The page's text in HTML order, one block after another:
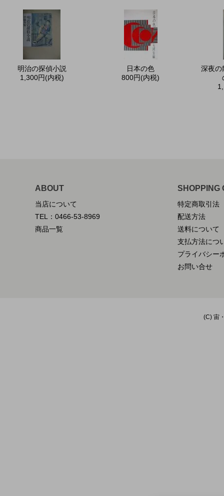
明治の探偵小説
1,300円(内税)
日本の色
800円(内税)
深夜
ABOUT
当店について
TEL：0466-53-8969
商品一覧
SHOPPING
特定商取引法
配送方法
送料について
支払方法につ
プライバシー
お問い合せ
(C) 宙